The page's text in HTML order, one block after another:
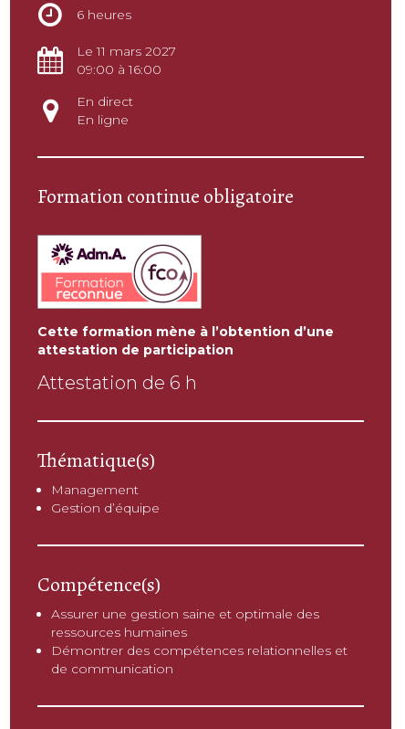
6 heures
Le 11 mars 2027
09:00 à 16:00
En direct
En ligne
Formation continue obligatoire
Cette formation mène à l’obtention d’une
attestation de participation
Attestation de 6 h
Thématique(s)
Management
Gestion d’équipe
Compétence(s)
Assurer une gestion saine et optimale des
ressources humaines
Démontrer des compétences relationnelles et
de communication